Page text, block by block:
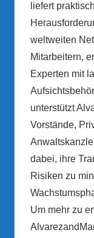
liefert
weltweiten
Mitarbeitern,
Experten mit
unterstützt
Vorstände,
dabei, ihre
Risiken zu
Um mehr zu